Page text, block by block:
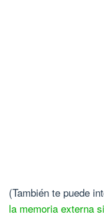
(También te puede
la memoria externa